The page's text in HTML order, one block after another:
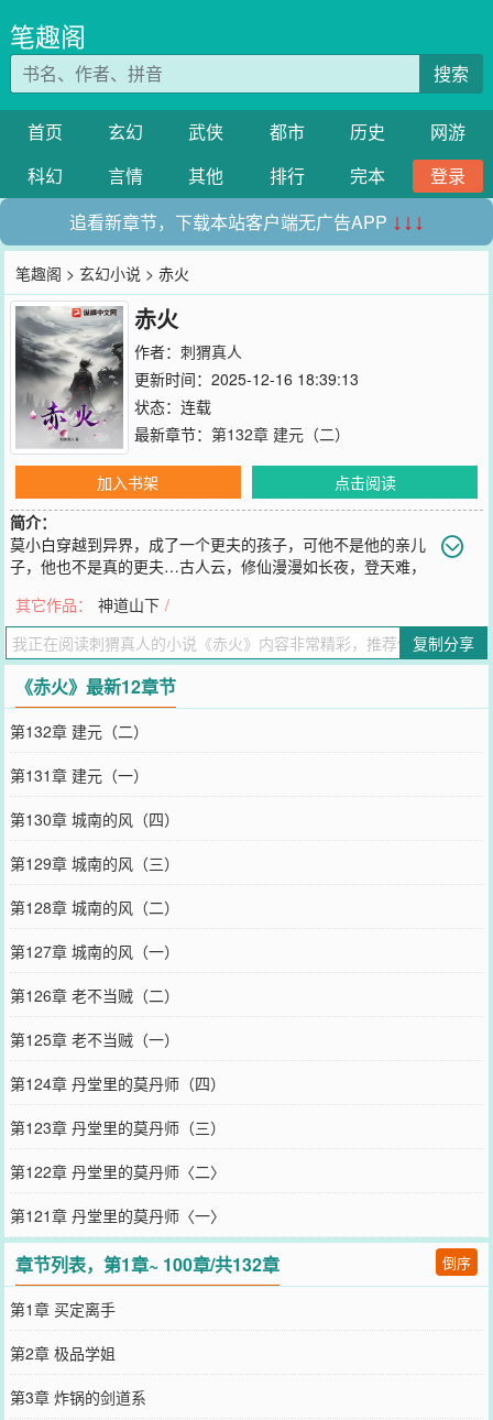
笔趣阁
搜索
首页 玄幻 武侠 都市 历史
网游
科幻
言情 其他 排行 完本
登录
追看新章节，下载本站客户端无广告APP ↓↓↓
笔趣阁 >玄幻小说 > 赤火
赤火
作者： 刺猬真人
更新时间：2025-12-16 18:39:13
状态：连载
最新章节： 第132章 建元（二）
加入书架
点击阅读
简介：
莫小白穿越到异界，成了一个更夫的孩子，可他不是他的亲儿
子，他也不是真的更夫…古人云，修仙漫漫如长夜，登天难，
您要是觉得《赤火》还不错的话请不要忘记向您QQ群和微博微信里的
朋友推荐哦！
其它作品： 神道山下 /
复制分享
《赤火》最新12章节
第132章 建元（二）
第131章 建元（一）
第130章 城南的风（四）
第129章 城南的风（三）
第128章 城南的风（二）
第127章 城南的风（一）
第126章 老不当贼（二）
第125章 老不当贼（一）
第124章 丹堂里的莫丹师（四）
第123章 丹堂里的莫丹师（三）
第122章 丹堂里的莫丹师〈二〉
第121章 丹堂里的莫丹师〈一〉
章节列表，第1章~ 100章/共132章 倒序
第1章 买定离手
第2章 极品学姐
第3章 炸锅的剑道系